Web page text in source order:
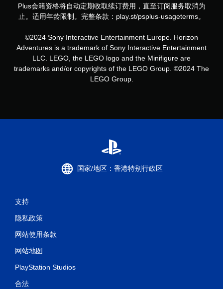
Plus会籍资格将自动定期收取续订费用，直至订阅服务取消为
止。适用年龄限制。完整条款：play.st/psplus-usageterms。
©2024 Sony Interactive Entertainment Europe. Horizon
Adventures is a trademark of Sony Interactive Entertainment
LLC. LEGO, the LEGO logo and the Minifigure are
trademarks and/or copyrights of the LEGO Group. ©2024 The
LEGO Group.
国家/地区：香港特别行政区
支持
隐私政策
网站使用条款
网站地图
PlayStation Studios
合法